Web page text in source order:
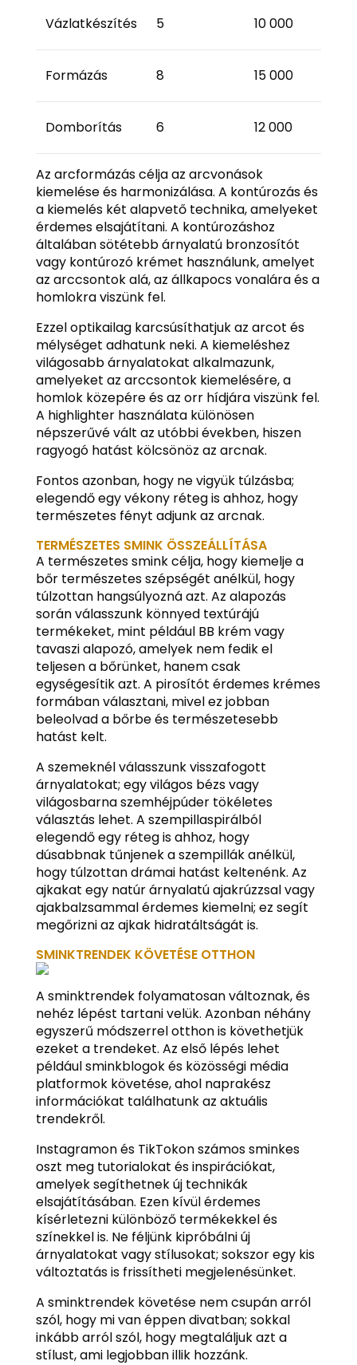
Vázlatkészítés 5 10 000
Formázás 8 15 000
Domborítás 6 12 000
Az arcformázás célja az arcvonások
kiemelése és harmonizálása. A kontúrozás és
a kiemelés két alapvető technika, amelyeket
érdemes elsajátítani. A kontúrozáshoz
általában sötétebb árnyalatú bronzosítót
vagy kontúrozó krémet használunk, amelyet
az arccsontok alá, az állkapocs vonalára és a
homlokra viszünk fel.
Ezzel optikailag karcsúsíthatjuk az arcot és
mélységet adhatunk neki. A kiemeléshez
világosabb árnyalatokat alkalmazunk,
amelyeket az arccsontok kiemelésére, a
homlok közepére és az orr hídjára viszünk fel.
A highlighter használata különösen
népszerűvé vált az utóbbi években, hiszen
ragyogó hatást kölcsönöz az arcnak.
Fontos azonban, hogy ne vigyük túlzásba;
elegendő egy vékony réteg is ahhoz, hogy
természetes fényt adjunk az arcnak.
TERMÉSZETES SMINK ÖSSZEÁLLÍTÁSA
A természetes smink célja, hogy kiemelje a
bőr természetes szépségét anélkül, hogy
túlzottan hangsúlyozná azt. Az alapozás
során válasszunk könnyed textúrájú
termékeket, mint például BB krém vagy
tavaszi alapozó, amelyek nem fedik el
teljesen a bőrünket, hanem csak
egységesítik azt. A pirosítót érdemes krémes
formában választani, mivel ez jobban
beleolvad a bőrbe és természetesebb
hatást kelt.
A szemeknél válasszunk visszafogott
árnyalatokat; egy világos bézs vagy
világosbarna szemhéjpúder tökéletes
választás lehet. A szempillaspirálból
elegendő egy réteg is ahhoz, hogy
dúsabbnak tűnjenek a szempillák anélkül,
hogy túlzottan drámai hatást keltenénk. Az
ajkakat egy natúr árnyalatú ajakrúzzsal vagy
ajakbalzsammal érdemes kiemelni; ez segít
megőrizni az ajkak hidratáltságát is.
SMINKTRENDEK KÖVETÉSE OTTHON
A sminktrendek folyamatosan változnak, és
nehéz lépést tartani velük. Azonban néhány
egyszerű módszerrel otthon is követhetjük
ezeket a trendeket. Az első lépés lehet
például sminkblogok és közösségi média
platformok követése, ahol naprakész
információkat találhatunk az aktuális
trendekről.
Instagramon és TikTokon számos sminkes
oszt meg tutorialokat és inspirációkat,
amelyek segíthetnek új technikák
elsajátításában. Ezen kívül érdemes
kísérletezni különböző termékekkel és
színekkel is. Ne féljünk kipróbálni új
árnyalatokat vagy stílusokat; sokszor egy kis
változtatás is frissítheti megjelenésünket.
A sminktrendek követése nem csupán arról
szól, hogy mi van éppen divatban; sokkal
inkább arról szól, hogy megtaláljuk azt a
stílust, ami legjobban illik hozzánk.